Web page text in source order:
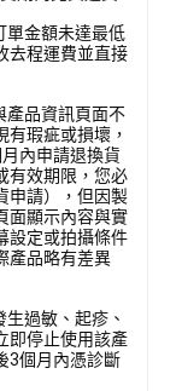
單金額未達最低
去程運費並直接
產品資訊頁面不
有瑕疵或損壞，
內申請退換貨
有效期限，您必
申請），但因製
面顯示內容與實
設定或拍攝條件
產品略有差異
過敏、起疹、
即停止使用該產
3個月內憑診斷